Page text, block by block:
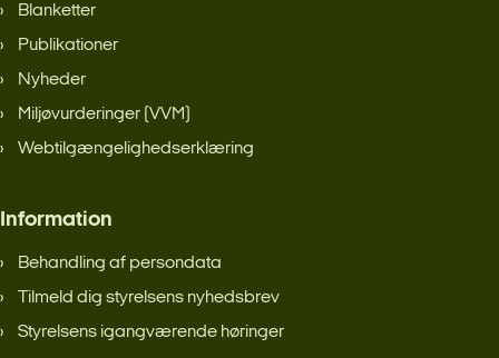
Blanketter
Publikationer
Nyheder
Miljøvurderinger (VVM)
Webtilgængelighedserklæring
Information
Behandling af persondata
Tilmeld dig styrelsens nyhedsbrev
Styrelsens igangværende høringer